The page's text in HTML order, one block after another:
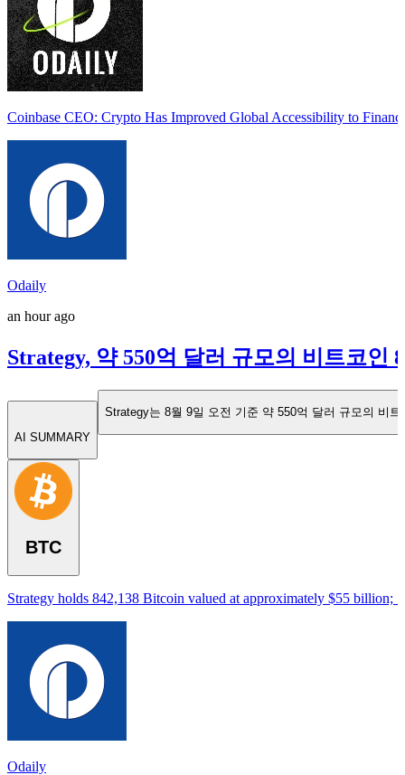
Coinbase CEO: Crypto Has Improved Global Accessibility to
Odaily
an hour ago
Strategy, 약 550억 달러 규모의 비트코인
AI SUMMARY
Strategy는 8월 9일 오전 기준 약 550억 달러 규모의 비
BTC
Strategy holds 842,138 Bitcoin valued at approximately $55 billion;
Odaily